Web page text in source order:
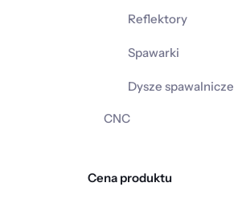
Reflektory
Spawarki
Dysze spawalnicze
CNC
Cena produktu